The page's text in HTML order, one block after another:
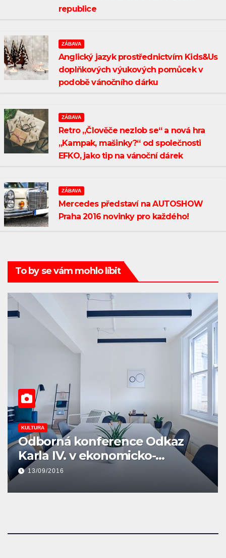
republice
ZÁBAVA
Anglický jazyk prostřednictvím Kids&Us
doplňkových výukových pomůcek v
podobě vánočního dárku
ZÁBAVA
Retro „Člověče nezlob se“ a nová hra
„Kampak, mašinky?“ od společnosti
EFKO, jako tip na vánoční dárek
ZÁBAVA
Mercedes představí na AUTOSHOW
Praha 2016 novinky pro každého!
To by se vám mohlo líbit
KULTURA
Nejsem Rus – novela
16/06/2016